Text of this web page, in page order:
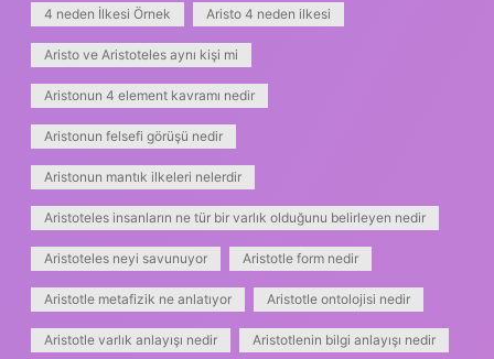
4 neden İlkesi Örnek Aristo 4 neden ilkesi
Aristo ve Aristoteles aynı kişi mi
Aristonun 4 element kavramı nedir
Aristonun felsefi görüşü nedir
Aristonun mantık ilkeleri nelerdir
Aristoteles insanların ne tür bir varlık olduğunu belirleyen nedir
Aristoteles neyi savunuyor Aristotle form nedir
Aristotle metafizik ne anlatıyor Aristotle ontolojisi nedir
Aristotle varlık anlayışı nedir Aristotlenin bilgi anlayışı nedir